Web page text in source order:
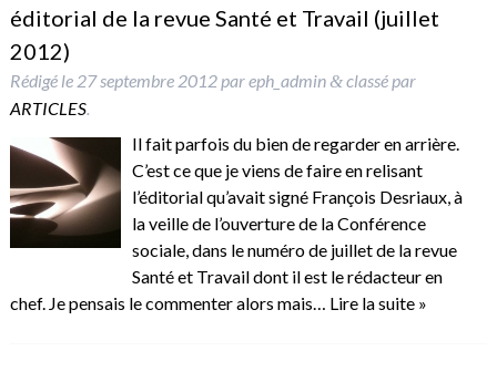
éditorial de la revue Santé et Travail (juillet
2012)
Rédigé le 27 septembre 2012pareph_admin &classé par
ARTICLES.
Il fait parfois du bien de regarder en arrière.
C’est ce que je viens de faire en relisant
l’éditorial qu’avait signé François Desriaux, à
la veille de l’ouverture de la Conférence
sociale, dans le numéro de juillet de la revue
Santé et Travail dont il est le rédacteur en
chef. Je pensais le commenter alors mais… Lire la suite »